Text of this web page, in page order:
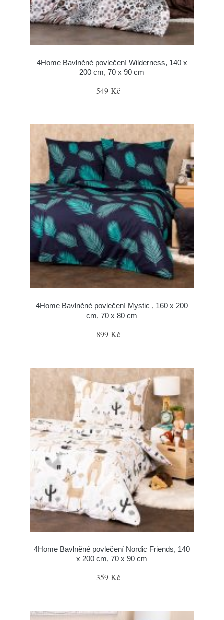
4Home Bavlněné povlečení Wilderness, 140 x
200 cm, 70 x 90 cm
549 Kč
4Home Bavlněné povlečení Mystic , 160 x 200
cm, 70 x 80 cm
899 Kč
4Home Bavlněné povlečení Nordic Friends, 140
x 200 cm, 70 x 90 cm
359 Kč